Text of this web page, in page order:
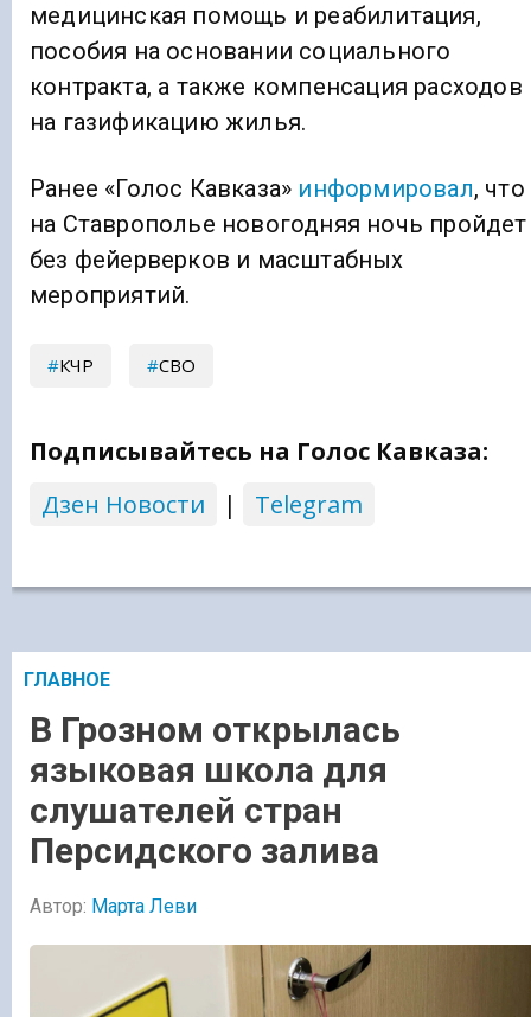
медицинская помощь и реабилитация,
пособия на основании социального
контракта, а также компенсация расходов
на газификацию жилья.
Ранее «Голос Кавказа» информировал, что
на Ставрополье новогодняя ночь пройдет
без фейерверков и масштабных
мероприятий.
КЧР СВО
Подписывайтесь на Голос Кавказа:
Дзен Новости
| Telegram
ГЛАВНОЕ
В Грозном открылась
языковая школа для
слушателей стран
Персидского залива
Автор: Марта Леви